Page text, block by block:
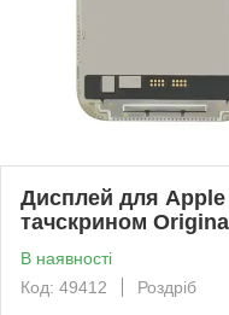
Дисплей для
тачскрином
В наявності
Код: 49412
Роздріб